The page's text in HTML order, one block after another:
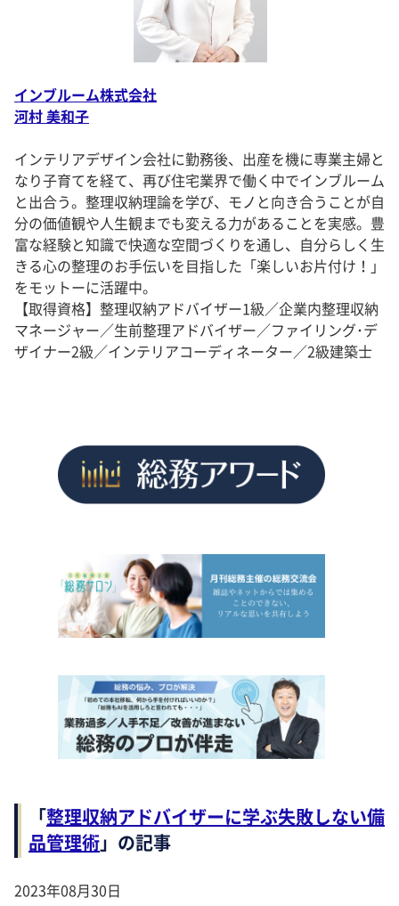
インブルーム株式会社
河村 美和子
インテリアデザイン会社に勤務後、出産を機に専業主婦と
なり子育てを経て、再び住宅業界で働く中でインブルーム
と出合う。整理収納理論を学び、モノと向き合うことが自
分の価値観や人生観までも変える力があることを実感。豊
富な経験と知識で快適な空間づくりを通し、自分らしく生
きる心の整理のお手伝いを目指した「楽しいお片付け！」
をモットーに活躍中。
【取得資格】整理収納アドバイザー1級／企業内整理収納
マネージャー／生前整理アドバイザー／ファイリング･デ
ザイナー2級／インテリアコーディネーター／2級建築士
「整理収納アドバイザーに学ぶ失敗しない備
品管理術」の記事
2023年08月30日